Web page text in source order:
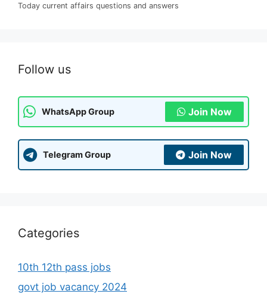
Today current affairs questions and answers
Follow us
WhatsApp Group Join Now
Telegram Group Join Now
Categories
10th 12th pass jobs
govt job vacancy 2024